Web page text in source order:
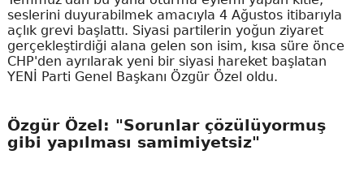
seslerini duyurabilmek amacıyla 4 Ağustos itibarıyla
açlık grevi başlattı. Siyasi partilerin yoğun ziyaret
gerçekleştirdiği alana gelen son isim, kısa süre önce
CHP'den ayrılarak yeni bir siyasi hareket başlatan
YENİ Parti Genel Başkanı Özgür Özel oldu.
Özgür Özel: "Sorunlar çözülüyormuş
gibi yapılması samimiyetsiz"